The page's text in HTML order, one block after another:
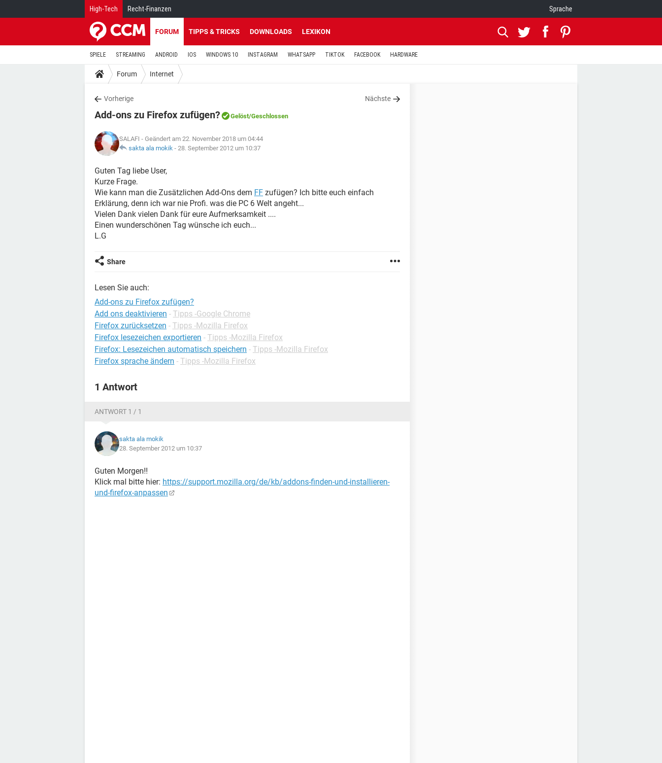
High-Tech Recht-Finanzen Sprache
FORUM TIPPS & TRICKS DOWNLOADS LEXIKON
SPIELE STREAMING ANDROID IOS WINDOWS 10 INSTAGRAM WHATSAPP TIKTOK FACEBOOK HARDWARE
Forum Internet
Vorherige Nächste
Add-ons zu Firefox zufügen? Gelöst/Geschlossen
SALAFI - Geändert am 22. November 2018 um 04:44
sakta ala mokik - 28. September 2012 um 10:37
Guten Tag liebe User,
Kurze Frage.
Wie kann man die Zusätzlichen Add-Ons dem FF zufügen? Ich bitte euch einfach
Erklärung, denn ich war nie Profi. was die PC 6 Welt angeht...
Vielen Dank vielen Dank für eure Aufmerksamkeit ....
Einen wunderschönen Tag wünsche ich euch...
L.G
Share
Lesen Sie auch:
Add-ons zu Firefox zufügen?
Add ons deaktivieren - Tipps -Google Chrome
Firefox zurücksetzen - Tipps -Mozilla Firefox
Firefox lesezeichen exportieren - Tipps -Mozilla Firefox
Firefox: Lesezeichen automatisch speichern - Tipps -Mozilla Firefox
Firefox sprache ändern - Tipps -Mozilla Firefox
1 Antwort
ANTWORT 1 / 1
sakta ala mokik
28. September 2012 um 10:37
Guten Morgen!!
Klick mal bitte hier: https://support.mozilla.org/de/kb/addons-finden-und-installieren-
und-firefox-anpassen